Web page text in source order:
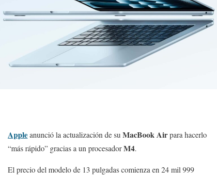
Appleanunció la actualización de su MacBook Airpara hacerlo
“más rápido” gracias a un procesadorM4.
El precio del modelo de 13 pulgadas comienza en 24 mil 999